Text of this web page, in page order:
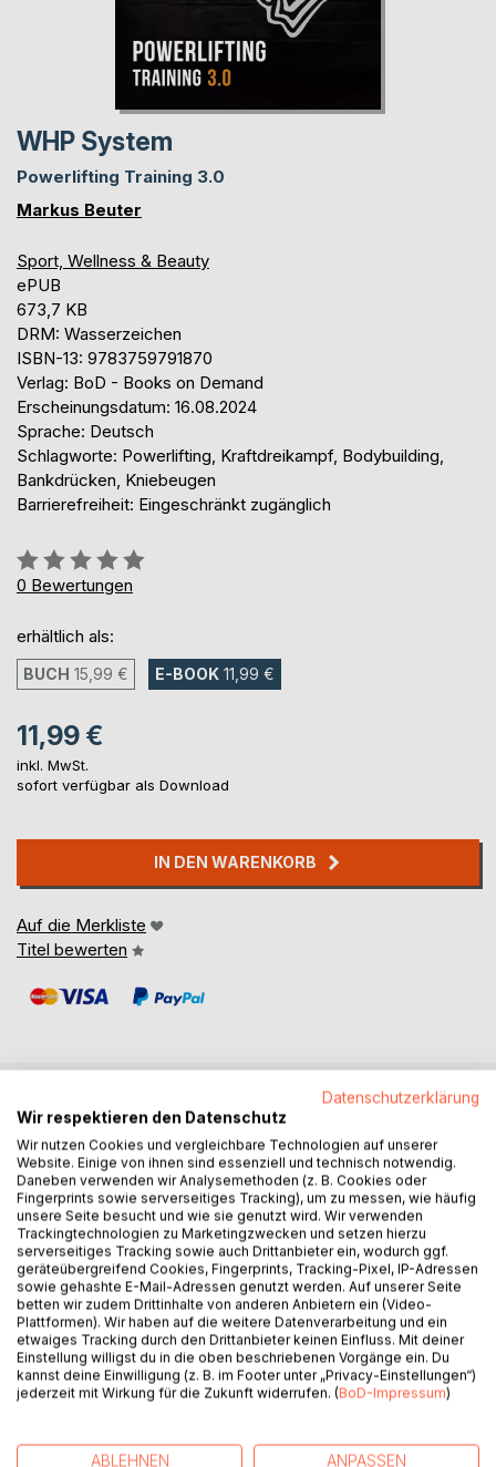
WHP System
Powerlifting Training 3.0
Markus Beuter
Sport, Wellness & Beauty
ePUB
673,7 KB
DRM: Wasserzeichen
ISBN-13: 9783759791870
Verlag: BoD - Books on Demand
Erscheinungsdatum: 16.08.2024
Sprache: Deutsch
Schlagworte: Powerlifting, Kraftdreikampf, Bodybuilding,
Bankdrücken, Kniebeugen
Barrierefreiheit: Eingeschränkt zugänglich
Bewertung::
0%
0 Bewertungen
erhältlich als:
BUCH 15,99 € E-BOOK 11,99 €
11,99 €
inkl. MwSt.
sofort verfügbar als Download
IN DEN WARENKORB
Auf die Merkliste
Titel bewerten
BESCHREIBUNG
Das WHP SYSTEM basiert auf kraftsportrelevanten
Prinzipien und Erkenntnissen und bietet alles, was man
braucht, um einen starken, ausbalancierten und langlebigen
Athleten im RAW Powerlifting auszubilden. Das Programm
ist für jeden im Trainingsalltag umsetzbar, egal, ob
Anfänger oder Fortgeschrittener. Ein Programm, das aus
der Praxis für die Praxis entwickelt wurde.
Das WHP SYSTEM ist perfekt für die Trainingsplanung
während der Off-Season und auch für die konkrete
Rotation der Hauptübungen, der Assistenzen sowie der
Datenschutzerklärung
Wir respektieren den Datenschutz
Wir nutzen Cookies und vergleichbare Technologien auf unserer
Website. Einige von ihnen sind essenziell und technisch notwendig.
Daneben verwenden wir Analysemethoden (z. B. Cookies oder
Fingerprints sowie serverseitiges Tracking), um zu messen, wie häufig
unsere Seite besucht und wie sie genutzt wird. Wir verwenden
Trackingtechnologien zu Marketingzwecken und setzen hierzu
serverseitiges Tracking sowie auch Drittanbieter ein, wodurch ggf.
geräteübergreifend Cookies, Fingerprints, Tracking-Pixel, IP-Adressen
sowie gehashte E-Mail-Adressen genutzt werden. Auf unserer Seite
betten wir zudem Drittinhalte von anderen Anbietern ein (Video-
Plattformen). Wir haben auf die weitere Datenverarbeitung und ein
etwaiges Tracking durch den Drittanbieter keinen Einfluss. Mit deiner
Einstellung willigst du in die oben beschriebenen Vorgänge ein. Du
kannst deine Einwilligung (z. B. im Footer unter „Privacy-Einstellungen“)
jederzeit mit Wirkung für die Zukunft widerrufen. (BoD-Impressum)
ABLEHNEN ANPASSEN